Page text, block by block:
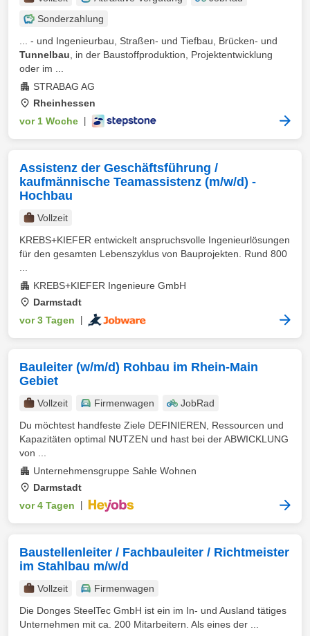
Sonderzahlung
... - und Ingenieurbau, Straßen- und Tiefbau, Brücken- und
Tunnelbau , in der Baustoffproduktion, Projektentwicklung
oder im ...
STRABAG AG
Rheinhessen
vor 1 Woche
Assistenz der Geschäftsführung /
kaufmännische Teamassistenz (m/w/d) -
Hochbau
Vollzeit
KREBS+KIEFER entwickelt anspruchsvolle Ingenieurlösungen
für den gesamten Lebenszyklus von Bauprojekten. Rund 800
KREBS+KIEFER Ingenieure GmbH
Darmstadt
vor 3 Tagen
Bauleiter (w/m/d) Rohbau im Rhein-Main
Gebiet
Vollzeit Firmenwagen
JobRad
Du möchtest handfeste Ziele DEFINIEREN, Ressourcen und
Kapazitäten optimal NUTZEN und hast bei der ABWICKLUNG
von ...
Unternehmensgruppe Sahle Wohnen
Darmstadt
vor 4 Tagen
Baustellenleiter / Fachbauleiter / Richtmeister
im Stahlbau m/w/d
Vollzeit
Firmenwagen
Die Donges SteelTec GmbH ist ein im In- und Ausland tätiges
Unternehmen mit ca. 200 Mitarbeitern. Als eines der ...